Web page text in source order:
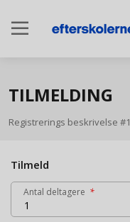
dehaze
TILMELDING
Registrerings beskrivelse #1
Tilmeld
1
Antal deltagere *